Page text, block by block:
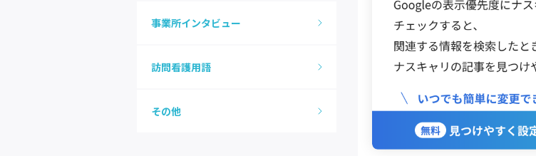
事業所インタビュー
訪問看護用語
その他